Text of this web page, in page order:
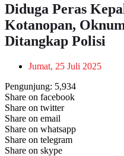
Diduga Peras
Kotanopan,
Ditangkap Polisi
Jumat, 25 Juli 2025
Pengunjung: 5,934
Share on facebook
Share on twitter
Share on email
Share on whatsapp
Share on telegram
Share on skype